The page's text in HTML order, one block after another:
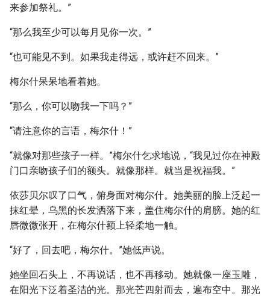
来参加祭礼。”
“那么我至少可以每月见你一次。”
“也可能见不到。如果我走得远，或许赶不回来。”
梅尔什呆呆地看着她。
“那么，你可以吻我一下吗？”
“请注意你的言语，梅尔什！”
“就像对那些孩子一样。”梅尔什乞求地说，“我见过你在神殿
门口亲吻孩子们的额头。就像那样。就当是祝福我。”
依莎贝尔叹了口气，俯身面对梅尔什。她美丽的脸上泛起一
抹红晕，乌黑的长发洒落下来，盖住梅尔什的肩膀。她的红
唇微微张开，在梅尔什额上轻柔地一触。
“好了，回去吧，梅尔什。”她低声说。
她坐回石头上，不再说话，也不再移动。她就像一座玉雕，
在阳光下泛着圣洁的光。那光芒四射而去，遍布空中。那光